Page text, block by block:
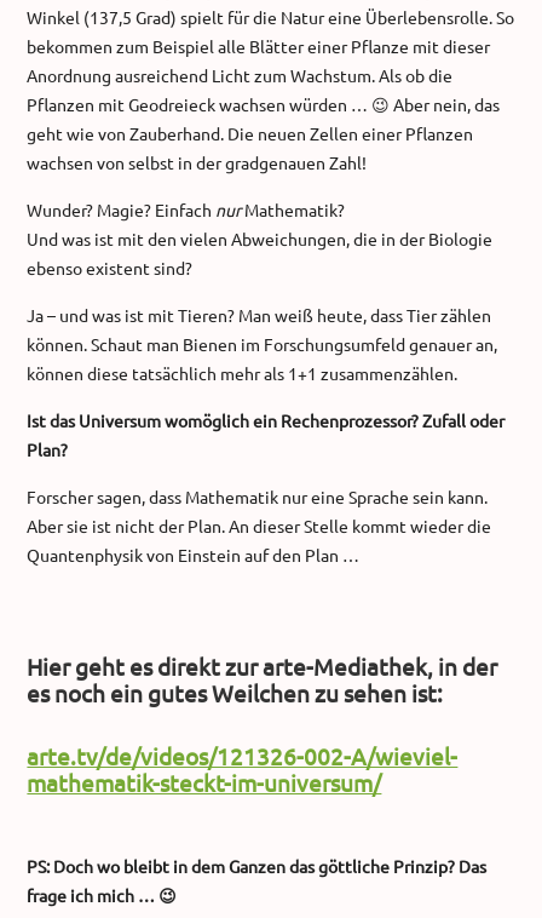
Winkel (137,5 Grad) spielt für die Natur eine Überlebensrolle. So
bekommen zum Beispiel alle Blätter einer Pflanze mit dieser
Anordnung ausreichend Licht zum Wachstum. Als ob die
Pflanzen mit Geodreieck wachsen würden … 😉 Aber nein, das
geht wie von Zauberhand. Die neuen Zellen einer Pflanzen
wachsen von selbst in der gradgenauen Zahl!
Wunder? Magie? Einfach nurMathematik?
Und was ist mit den vielen Abweichungen, die in der Biologie
ebenso existent sind?
Ja – und was ist mit Tieren? Man weiß heute, dass Tier zählen
können. Schaut man Bienen im Forschungsumfeld genauer an,
können diese tatsächlich mehr als 1+1 zusammenzählen.
Ist das Universum womöglich ein Rechenprozessor? Zufall oder
Plan?
Forscher sagen, dass Mathematik nur eine Sprache sein kann.
Aber sie ist nicht der Plan. An dieser Stelle kommt wieder die
Quantenphysik von Einstein auf den Plan …
Hier geht es direkt zur arte-Mediathek, in der
es noch ein gutes Weilchen zu sehen ist:
arte.tv/de/videos/121326-002-A/wieviel-
mathematik-steckt-im-universum/
PS: Doch wo bleibt in dem Ganzen das göttliche Prinzip? Das
frage ich mich … 😉